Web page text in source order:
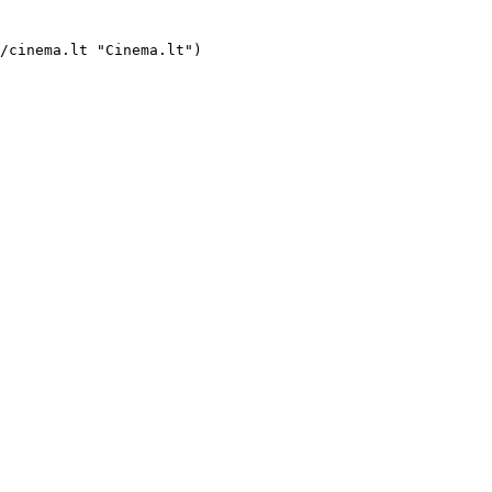
- ![](https://cinema.lt/images/bookmarks/bookmark.svg)   

     [    ![Ledų Pardavėjas filmo online nuotraukos](https://s3.eu-central-1.amazonaws.com/cine